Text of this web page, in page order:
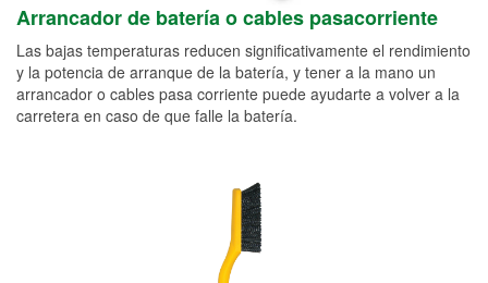
Arrancador de batería o cables pasacorriente
Las bajas temperaturas reducen significativamente el rendimiento
y la potencia de arranque de la batería, y tener a la mano un
arrancador o cables pasa corriente puede ayudarte a volver a la
carretera en caso de que falle la batería.